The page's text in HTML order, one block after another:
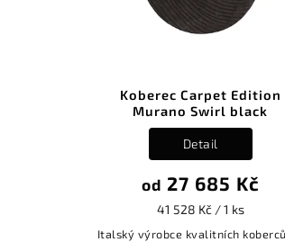
Koberec Carpet Edition
Murano Swirl black
od 27 685 Kč
41 528 Kč / 1 ks
Detail
Italský výrobce kvalitních